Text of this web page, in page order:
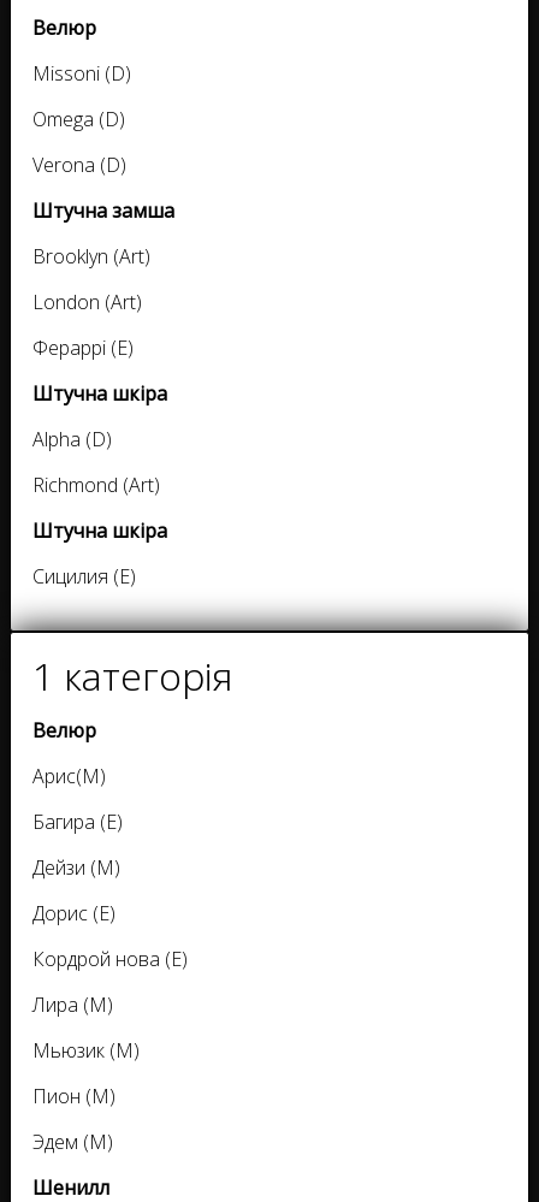
Велюр
Missoni (D)
Omega (D)
Verona (D)
Штучна замша
Brooklyn (Art)
London (Art)
Фераррі (E)
Штучна шкіра
Alpha (D)
Richmond (Art)
Штучна шкіра
Сицилия (E)
1 категорія
Велюр
Арис(М)
Багира (Е)
Дейзи (М)
Дорис (Е)
Кордрой нова (Е)
Лира (М)
Мьюзик (М)
Пион (М)
Эдем (М)
Шенилл